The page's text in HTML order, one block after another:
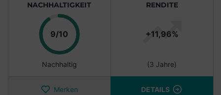
NACHHALTIGKEIT
9/10 Punkte
Nachhaltig
RENDITE
+11,96%
(3 Jahre)
Merken DETAILS